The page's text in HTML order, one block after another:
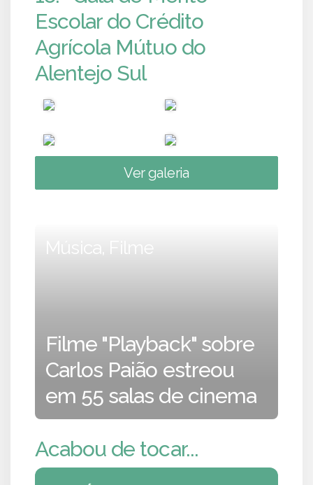
Escolar do Crédito
Agrícola Mútuo do
Alentejo Sul
Ver galeria
Música, Filme
Filme "Playback" sobre
Carlos Paião estreou
em 55 salas de cinema
Acabou de tocar...